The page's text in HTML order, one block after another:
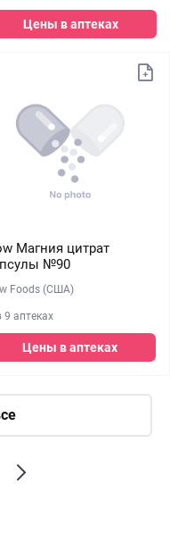
Цены в аптеках
Магния цитрат
№90
Foods (США)
9 аптеках
Цены в аптеках